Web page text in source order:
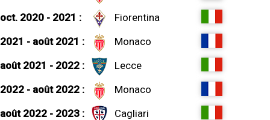
oct. 2020 - 2021 :
Fiorentina
2021 - août 2021 :
Monaco
août 2021 - 2022 :
Lecce
2022 - août 2022 :
Monaco
août 2022 - 2023 :
Cagliari